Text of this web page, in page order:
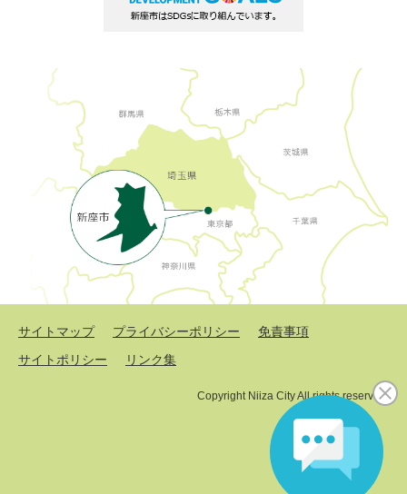
サイトマップ プライバシーポリシー
免責事項
サイトポリシー
リンク集
Copyright Niiza City All rights reserved.